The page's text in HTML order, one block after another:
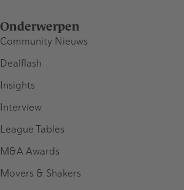
Onderwerpen
Community Nieuws
Dealflash
Insights
Interview
League Tables
M&A Awards
Movers & Shakers